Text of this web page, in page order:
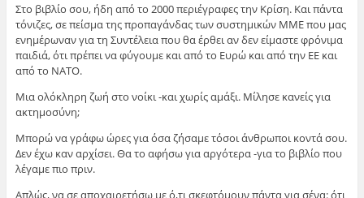
Στο βιβλίο σου, ήδη από το 2000 περιέγραφες την Κρίση. Και πάντα
τόνιζες, σε πείσμα της προπαγάνδας των συστημικών ΜΜΕ που μας
ενημέρωναν για τη Συντέλεια που θα έρθει αν δεν είμαστε φρόνιμα
παιδιά, ότι πρέπει να φύγουμε και από το Ευρώ και από την ΕΕ και
από το ΝΑΤΟ.
Μια ολόκληρη ζωή στο νοίκι -και χωρίς αμάξι. Μίλησε κανείς για
ακτημοσύνη;
Μπορώ να γράφω ώρες για όσα ζήσαμε τόσοι άνθρωποι κοντά σου.
Δεν έχω καν αρχίσει. Θα το αφήσω για αργότερα -για το βιβλίο που
λέγαμε πιο πριν.
Απλώς, να σε αποχαιρετήσω με ό,τι σκεφτόμουν πάντα για σένα: ότι